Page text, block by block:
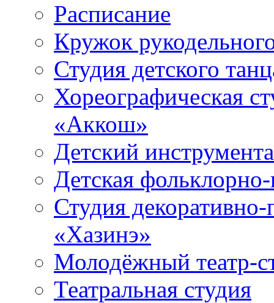
Расписание
Кружок
Студия детского
Хореографическая
«Аккош»
Детский
Детская
Студия декоративно-
«Хазинэ»
Молодёжный театр-
Театральная студия